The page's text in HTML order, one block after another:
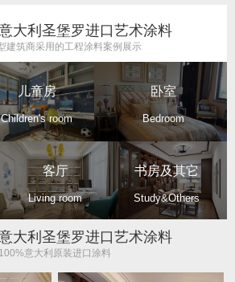
大利圣堡罗进口艺术涂料
建筑商采用的工程涂料案例展示
儿童房
Children's room
卧室
Bedroom
客厅
Living room
书房及其它
Study&Others
大利圣堡罗进口艺术涂料
100%意大利原装进口涂料